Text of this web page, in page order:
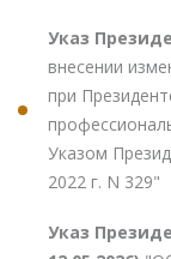
Указ
внесении
при
Указом
2022 г. N 329"
Указ